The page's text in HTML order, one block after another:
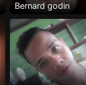
Bernard godin